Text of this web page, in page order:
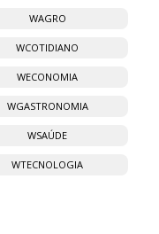
WAGRO
WCOTIDIANO
WECONOMIA
WGASTRONOMIA
WSAÚDE
WTECNOLOGIA